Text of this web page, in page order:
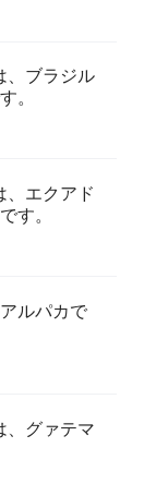
、ブラジル
。
、エクアド
す。
ルパカで
、グァテマ